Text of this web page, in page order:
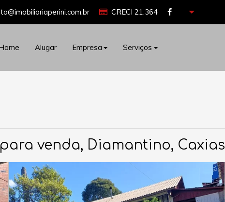
CRECI 21.364
Alugar Empresa Serviços
venda, Diamantino,